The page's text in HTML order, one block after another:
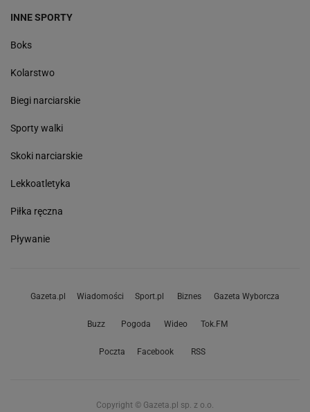
INNE SPORTY
Boks
Kolarstwo
Biegi narciarskie
Sporty walki
Skoki narciarskie
Lekkoatletyka
Piłka ręczna
Pływanie
Gazeta.pl Wiadomości Sport.pl Biznes Gazeta Wyborcza
Buzz Pogoda Wideo Tok.FM
Poczta Facebook RSS
Copyright © Gazeta.pl sp. z o.o.